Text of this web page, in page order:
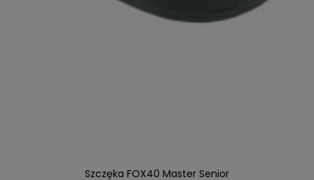
Szczęka FOX40 Master Senior